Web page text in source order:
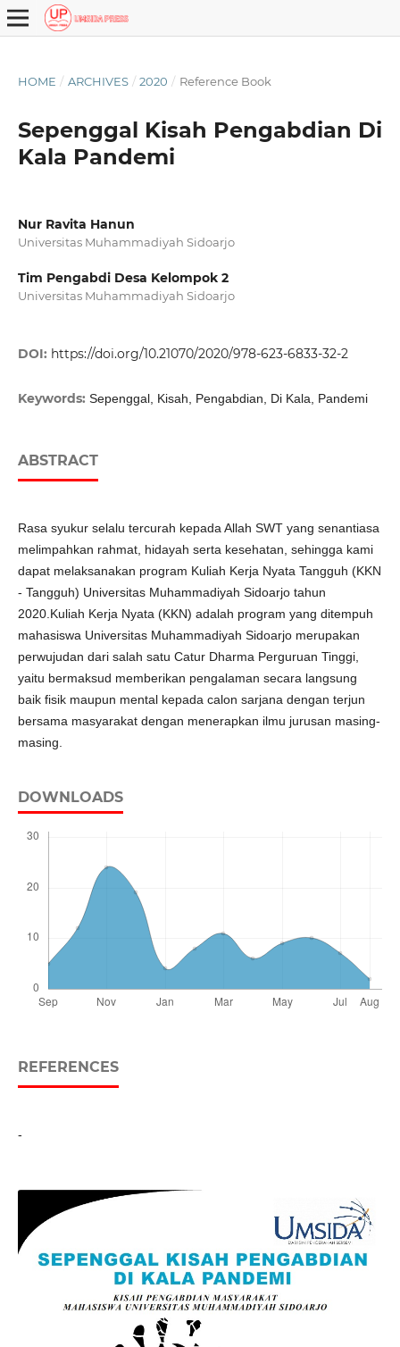
HOME / ARCHIVES / 2020 / Reference Book
Sepenggal Kisah Pengabdian Di
Kala Pandemi
Nur Ravita Hanun
Universitas Muhammadiyah Sidoarjo
Tim Pengabdi Desa Kelompok 2
Universitas Muhammadiyah Sidoarjo
DOI: https://doi.org/10.21070/2020/978-623-6833-32-2
Keywords: Sepenggal, Kisah, Pengabdian, Di Kala, Pandemi
ABSTRACT
Rasa syukur selalu tercurah kepada Allah SWT yang senantiasa
melimpahkan rahmat, hidayah serta kesehatan, sehingga kami
dapat melaksanakan program Kuliah Kerja Nyata Tangguh (KKN
- Tangguh) Universitas Muhammadiyah Sidoarjo tahun
2020.Kuliah Kerja Nyata (KKN) adalah program yang ditempuh
mahasiswa Universitas Muhammadiyah Sidoarjo merupakan
perwujudan dari salah satu Catur Dharma Perguruan Tinggi,
yaitu bermaksud memberikan pengalaman secara langsung
baik fisik maupun mental kepada calon sarjana dengan terjun
bersama masyarakat dengan menerapkan ilmu jurusan masing-
masing.
DOWNLOADS
REFERENCES
-